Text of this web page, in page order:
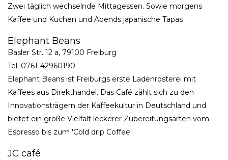
Zwei täglich wechselnde Mittagessen. Sowie morgens
Kaffee und Kuchen und Abends japanische Tapas
Elephant Beans
Basler Str. 12 a, 79100 Freiburg
Tel. 0761-42960190
Elephant Beans ist Freiburgs erste Ladenrösterei mit
Kaffees aus Direkthandel. Das Café zählt sich zu den
Innovationsträgern der Kaffeekultur in Deutschland und
bietet ein große Vielfalt leckerer Zubereitungsarten vom
Espresso bis zum 'Cold drip Coffee'.
JC café